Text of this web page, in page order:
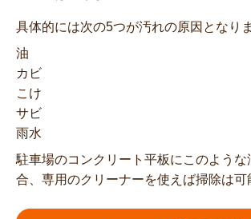
具体的には次の5つが汚れの原因となりま
油
カビ
こけ
サビ
雨水
駐車場のコンクリート平板にこのよう
合、専用のクリーナーを使えば掃除は可